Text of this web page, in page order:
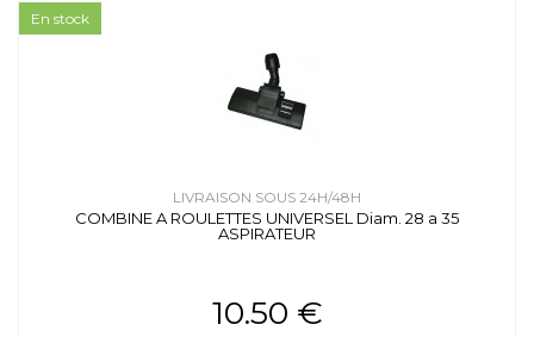
LIVRAISON SOUS 24H/48H
COMBINE A ROULETTES UNIVERSEL Diam. 28 a 35
ASPIRATEUR
10.50 €
En stock